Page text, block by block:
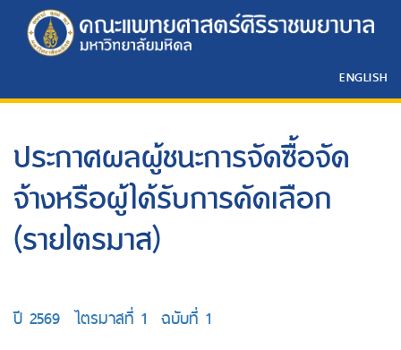
ENGLISH
ประกาศผลผู้ชนะการจัดซื้อจัด
จ้างหรือผู้ได้รับการคัดเลือก
(รายไตรมาส)
ปี 2569 ไตรมาสที่ 1 ฉบับที่ 1